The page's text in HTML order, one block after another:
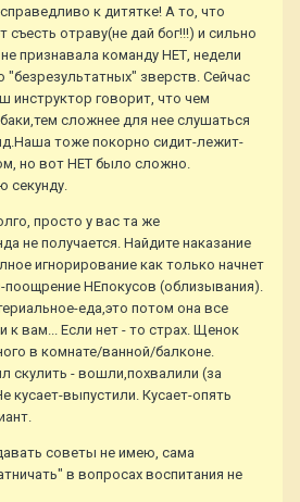
к дитятке! А то, что
съесть отраву(не дай бог!!!) и сильно
признавала команду НЕТ, недели
"безрезультатных" зверств. Сейчас
инструктор говорит, что чем
сложнее для нее слушаться
тоже покорно сидит-лежит-
но вот НЕТ было сложно.
секунду.
просто у вас та же
не получается. Найдите наказание
игнорирование как только начнет
НЕпокусов (облизывания).
еда,это потом она все
к вам... Если нет - то страх. Щенок
в комнате/ванной/балконе.
скулить - вошли,похвалили (за
кусает-выпустили. Кусает-опять
советы не имею, сама
в вопросах воспитания не